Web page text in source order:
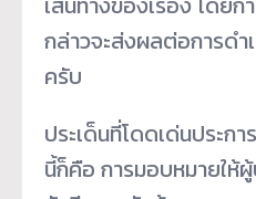
กล่าวจะส่งผลต่อการดำ
ครับ
ประเด็นที่โดดเด่นประก
นี้ก็คือ การมอบหมายให้